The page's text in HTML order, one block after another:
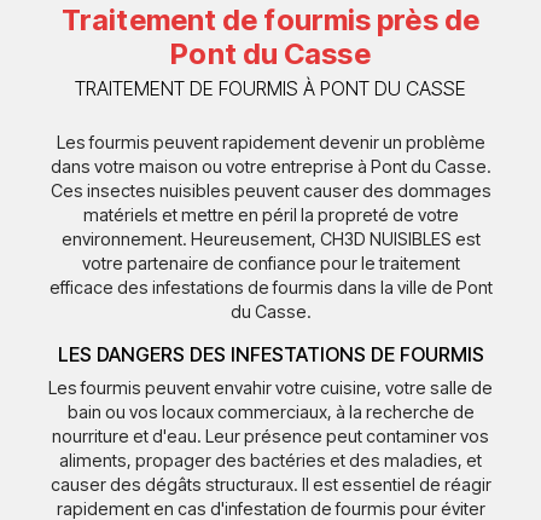
Traitement de fourmis près de
Pont du Casse
TRAITEMENT DE FOURMIS À PONT DU CASSE
Les fourmis peuvent rapidement devenir un problème
dans votre maison ou votre entreprise à Pont du Casse.
Ces insectes nuisibles peuvent causer des dommages
matériels et mettre en péril la propreté de votre
environnement. Heureusement, CH3D NUISIBLES est
votre partenaire de confiance pour le traitement
efficace des infestations de fourmis dans la ville de Pont
du Casse.
LES DANGERS DES INFESTATIONS DE FOURMIS
Les fourmis peuvent envahir votre cuisine, votre salle de
bain ou vos locaux commerciaux, à la recherche de
nourriture et d'eau. Leur présence peut contaminer vos
aliments, propager des bactéries et des maladies, et
causer des dégâts structuraux. Il est essentiel de réagir
rapidement en cas d'infestation de fourmis pour éviter